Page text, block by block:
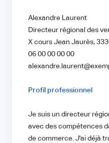
Alexandre Laurent
Directeur régional des
X cours Jean Jaurès,
06 00 00 00 00
Profil professionnel
Je suis un directeur
avec des compétences
de commerce. J'ai déjà